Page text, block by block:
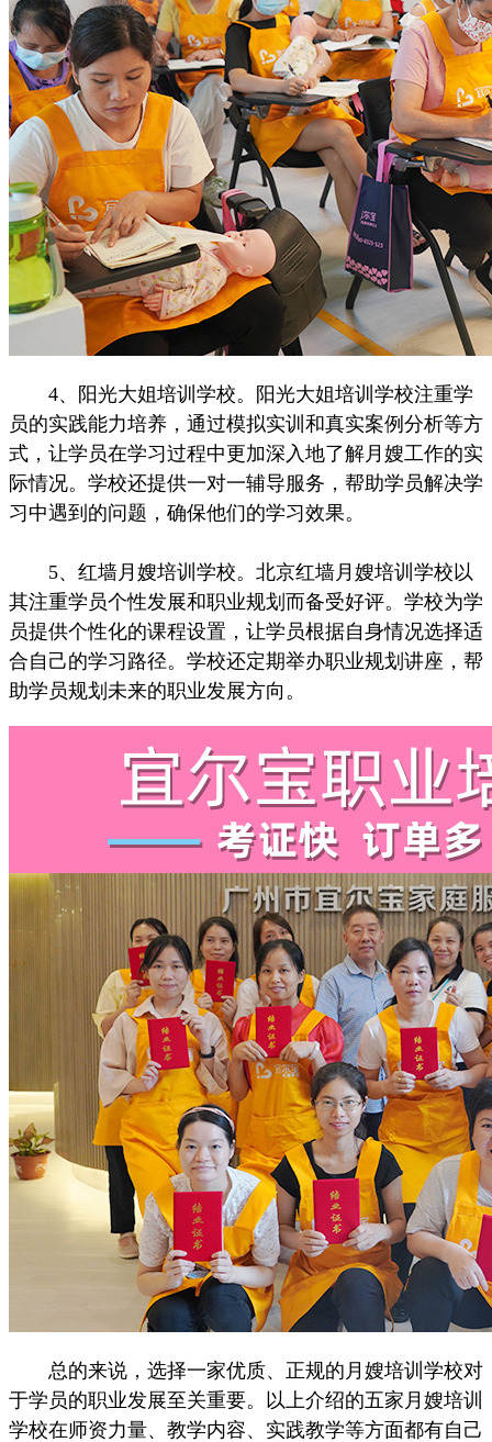
4、阳光大姐培训学校。阳光大姐培训学校注重学
员的实践能力培养，通过模拟实训和真实案例分析等方
式，让学员在学习过程中更加深入地了解月嫂工作的实
际情况。学校还提供一对一辅导服务，帮助学员解决学
习中遇到的问题，确保他们的学习效果。
5、红墙月嫂培训学校。北京红墙月嫂培训学校以
其注重学员个性发展和职业规划而备受好评。学校为学
员提供个性化的课程设置，让学员根据自身情况选择适
合自己的学习路径。学校还定期举办职业规划讲座，帮
助学员规划未来的职业发展方向。
总的来说，选择一家优质、正规的月嫂培训学校对
于学员的职业发展至关重要。以上介绍的五家月嫂培训
学校在师资力量、教学内容、实践教学等方面都有自己